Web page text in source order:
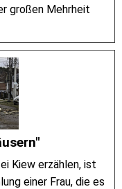
großen Mehrheit
Kiew erzählen, ist
einer Frau, die es